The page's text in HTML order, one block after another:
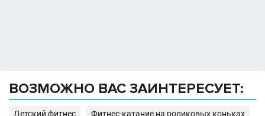
ВОЗМОЖНО ВАС ЗАИНТЕРЕСУЕТ:
Детский фитнес Фитнес-катание на роликовых коньках